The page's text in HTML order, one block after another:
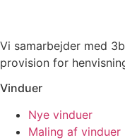
Vi samarbejder med
provision for
Vinduer
Nye vinduer
Maling af vinduer